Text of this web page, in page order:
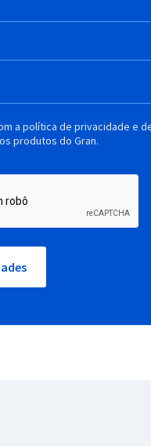
a política de privacidade e
produtos do Gran.